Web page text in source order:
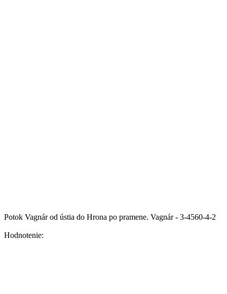
Potok Vagnár od ústia do Hrona po pramene. Vagnár - 3-4560-4-2
Hodnotenie: